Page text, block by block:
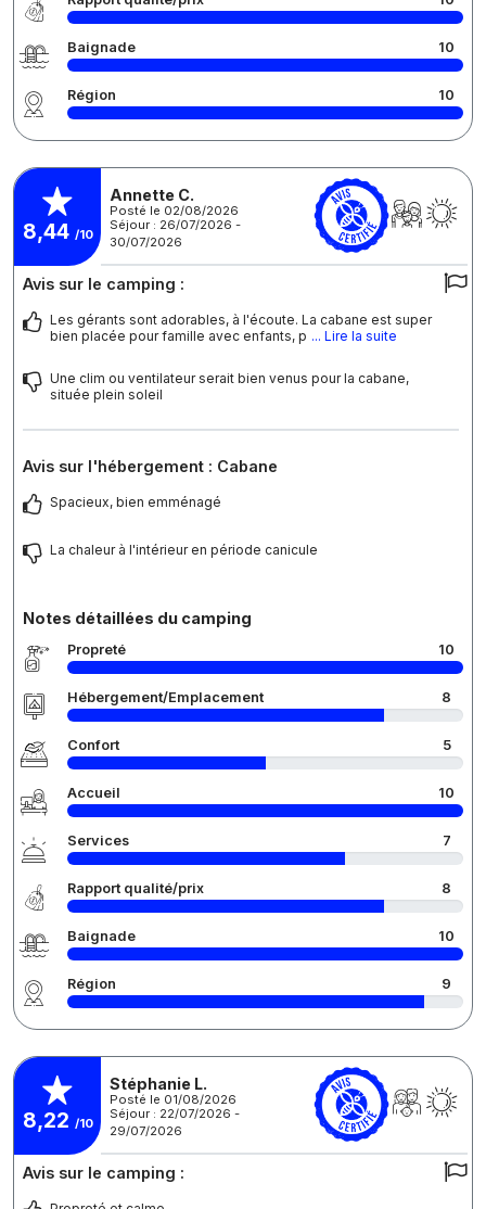
Baignade 10
Région 10
8,44 /10
Annette C.
Posté le 02/08/2026
Séjour : 26/07/2026 -
30/07/2026
Avis sur le camping :
Les gérants sont adorables, à l'écoute. La cabane est super
bien placée pour famille avec enfants, p ... Lire la suite
Une clim ou ventilateur serait bien venus pour la cabane,
située plein soleil
Avis sur l'hébergement : Cabane
Spacieux, bien emménagé
La chaleur à l'intérieur en période canicule
Notes détaillées du camping
Propreté 10
Hébergement/Emplacement 8
Confort 5
Accueil 10
Services 7
Rapport qualité/prix 8
Baignade 10
Région 9
8,22 /10
Stéphanie L.
Posté le 01/08/2026
Séjour : 22/07/2026 -
29/07/2026
Avis sur le camping :